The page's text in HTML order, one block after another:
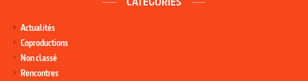
Actualités
Coproductions
Non classé
Rencontres